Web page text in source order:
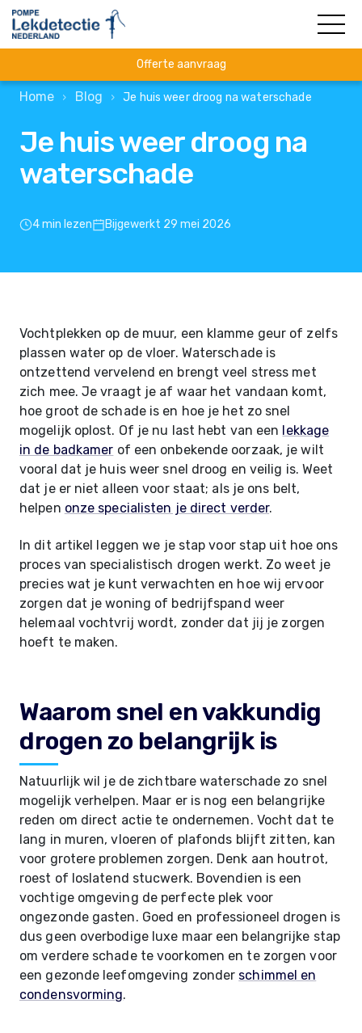
Offerte aanvraag
Home › Blog › Je huis weer droog na waterschade
Je huis weer droog na
waterschade
4 min lezen Bijgewerkt 29 mei 2026
Vochtplekken op de muur, een klamme geur of zelfs
plassen water op de vloer. Waterschade is
ontzettend vervelend en brengt veel stress met
zich mee. Je vraagt je af waar het vandaan komt,
hoe groot de schade is en hoe je het zo snel
mogelijk oplost. Of je nu last hebt van een lekkage
in de badkamer of een onbekende oorzaak, je wilt
vooral dat je huis weer snel droog en veilig is. Weet
dat je er niet alleen voor staat; als je ons belt,
helpen onze specialisten je direct verder.
In dit artikel leggen we je stap voor stap uit hoe ons
proces van specialistisch drogen werkt. Zo weet je
precies wat je kunt verwachten en hoe wij ervoor
zorgen dat je woning of bedrijfspand weer
helemaal vochtvrij wordt, zonder dat jij je zorgen
hoeft te maken.
Waarom snel en vakkundig
drogen zo belangrijk is
Natuurlijk wil je de zichtbare waterschade zo snel
mogelijk verhelpen. Maar er is nog een belangrijke
reden om direct actie te ondernemen. Vocht dat te
lang in muren, vloeren of plafonds blijft zitten, kan
voor grotere problemen zorgen. Denk aan houtrot,
roest of loslatend stucwerk. Bovendien is een
vochtige omgeving de perfecte plek voor
ongezonde gasten. Goed en professioneel drogen is
dus geen overbodige luxe maar een belangrijke stap
om verdere schade te voorkomen en te zorgen voor
een gezonde leefomgeving zonder schimmel en
condensvorming.